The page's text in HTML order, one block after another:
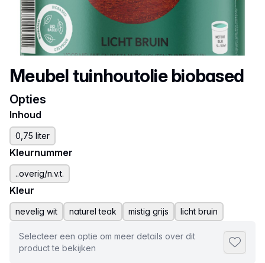
Productnaam
Meubel tuinhoutolie biobased
Opties
Inhoud
0,75 liter
Kleurnummer
..overig/n.v.t.
Kleur
nevelig wit naturel teak mistig grijs licht bruin
Selecteer een optie om meer details over dit
product te bekijken